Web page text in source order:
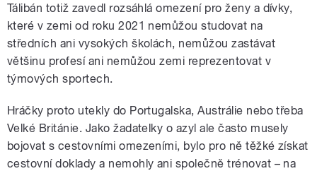
Tálibán totiž zavedl rozsáhlá omezení pro ženy a dívky,
které v zemi od roku 2021 nemůžou studovat na
středních ani vysokých školách, nemůžou zastávat
většinu profesí ani nemůžou zemi reprezentovat v
týmových sportech.
Hráčky proto utekly do Portugalska, Austrálie nebo třeba
Velké Británie. Jako žadatelky o azyl ale často musely
bojovat s cestovními omezeními, bylo pro ně těžké získat
cestovní doklady a nemohly ani společně trénovat – na